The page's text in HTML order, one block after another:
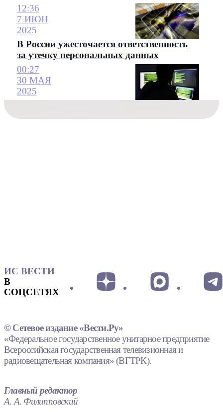
12:36
7 ИЮН
2025
В России ужесточается ответственность
за утечку персональных данных
00:27
30 МАЯ
2025
ИС ВЕСТИ
В
СОЦСЕТЯХ
© Сетевое издание «Вести.Ру»
«Федеральное государственное унитарное предприятие
Всероссийская государственная телевизионная и
радиовещательная компания» (ВГТРК).
Главный редактор
А. А. Филипповский